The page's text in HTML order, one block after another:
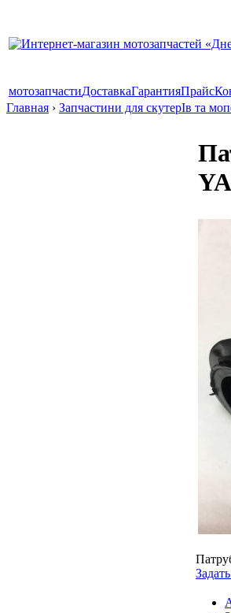
мотозапчастиДоставкаГарантияПрайс
Главная › Запчастини для скутерІв та